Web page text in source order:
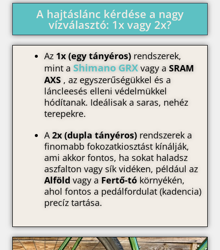
A hajtáslánc kérdése a nagy
vízválasztó: 1x vagy 2x?
Az 1x (egy tányéros) rendszerek,
mint a Shimano GRX vagy a SRAM
AXS , az egyszerűségükkel és a
láncleesés elleni védelmükkel
hódítanak. Ideálisak a saras, nehéz
terepekre.
A2x (dupla tányéros) rendszerek a
finomabb fokozatkiosztást kínálják,
ami akkor fontos, ha sokat haladsz
aszfalton vagy sík vidéken, például az
Alföld vagy a Fertő-tó környékén,
ahol fontos a pedálfordulat (kadencia)
precíz tartása.